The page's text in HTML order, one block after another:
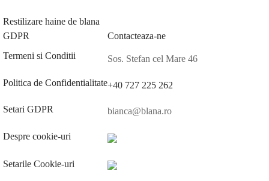
Restilizare haine de blana
GDPR
Termeni si Conditii
Politica de Confidentialitate
Setari GDPR
Despre cookie-uri
Setarile Cookie-uri
Contacteaza-ne
Sos. Stefan cel Mare 46
+40 727 225 262
bianca@blana.ro